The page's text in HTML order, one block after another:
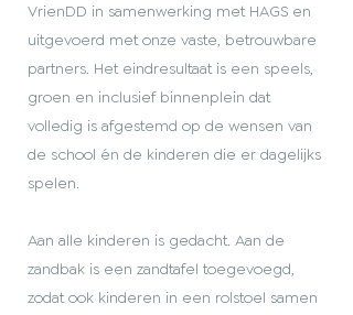
VrienDD in samenwerking met HAGS en
uitgevoerd met onze vaste, betrouwbare
partners. Het eindresultaat is een speels,
groen en inclusief binnenplein dat
volledig is afgestemd op de wensen van
de school én de kinderen die er dagelijks
spelen.
Aan alle kinderen is gedacht. Aan de
zandbak is een zandtafel toegevoegd,
zodat ook kinderen in een rolstoel samen